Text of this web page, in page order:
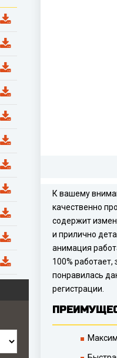
К вашему
качественно
содержит
и прилично
анимация
100%
понравилась
регистрации.